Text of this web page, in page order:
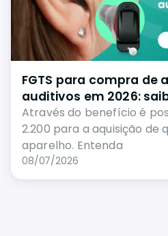
FGTS para compra de
auditivos em 2026:
Através do benefício é
2.200 para a aquisição de
aparelho. Entenda
08/07/2026